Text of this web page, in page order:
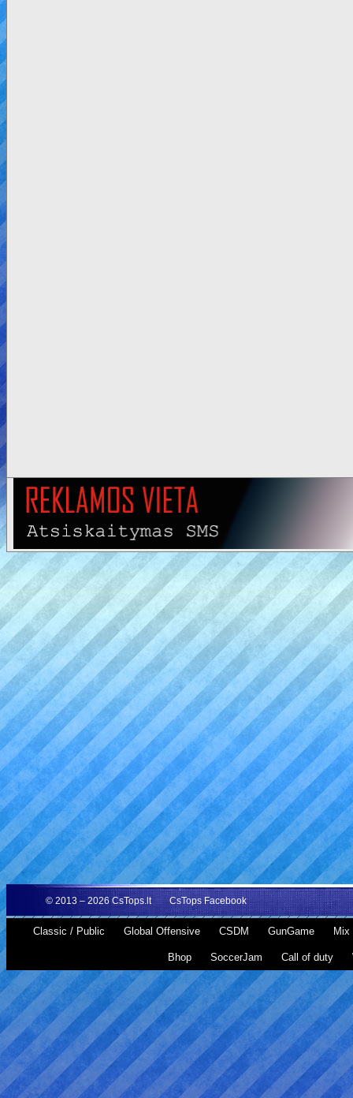
© 2013 – 2026 CsTops.lt CsTops Facebook
Classic / Public Global Offensive CSDM GunGame Mix
Bhop SoccerJam Call of duty